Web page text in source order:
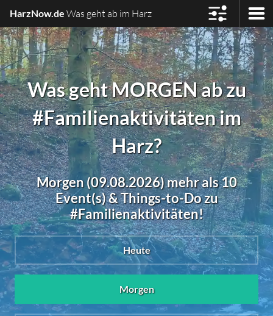
HarzNow.de Was geht ab im Harz
Was geht MORGEN ab zu
#Familienaktivitäten im
Harz?
Morgen (09.08.2026) mehr als 10
Event(s) & Things-to-Do zu
#Familienaktivitäten!
Heute
Morgen